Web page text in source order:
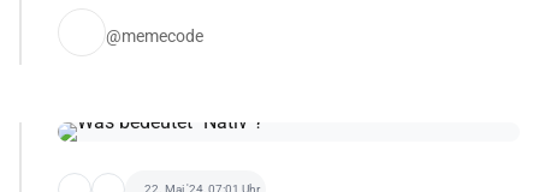
@memecode
22. Mai '24, 07:01 Uhr